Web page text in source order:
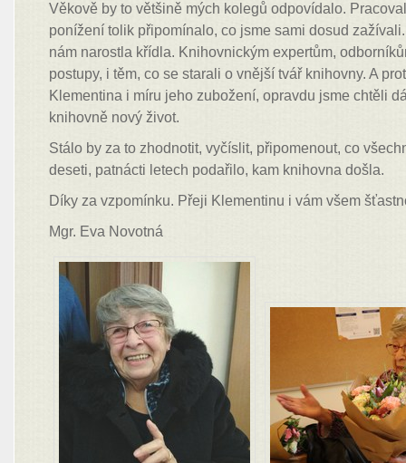
Věkově by to většině mých kolegů odpovídalo.
ponížení tolik připomínalo, co jsme sami dosud
nám narostla křídla. Knihovnickým expertům,
postupy, i těm, co se starali o vnější tvář knihovny. A
Klementina i míru jeho zubožení, opravdu jsme chtěli
knihovně nový život.
Stálo by za to zhodnotit, vyčíslit, připomenout, co
deseti, patnácti letech podařilo, kam knihovna došla.
Díky za vzpomínku. Přeji Klementinu i vám všem
Mgr. Eva Novotná